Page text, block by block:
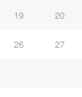
19 20
26 27